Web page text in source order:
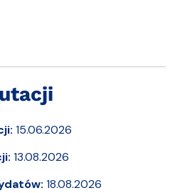
15.06.2026
13.08.2026
18.08.2026